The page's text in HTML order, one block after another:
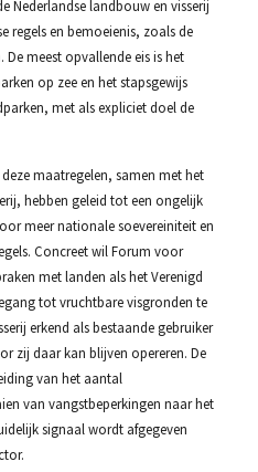
Nederlandse landbouw en visserij
regels en bemoeienis, zoals de
De meest opvallende eis is het
op zee en het stapsgewijs
met als expliciet doel de
maatregelen, samen met het
hebben geleid tot een ongelijk
meer nationale soevereiniteit en
Concreet wil Forum voor
met landen als het Verenigd
tot vruchtbare visgronden te
erkend als bestaande gebruiker
zij daar kan blijven opereren. De
van het aantal
van vangstbeperkingen naar het
signaal wordt afgegeven